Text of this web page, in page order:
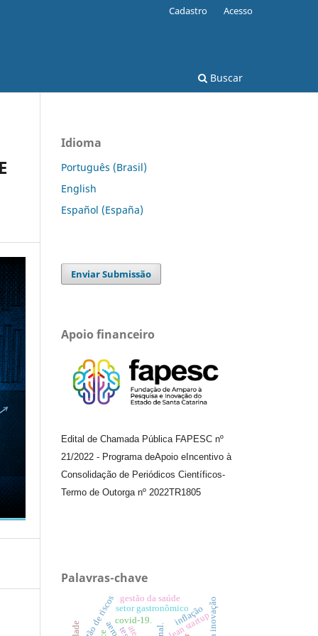
Buscar
Cadastro Acesso
Idioma
Português (Brasil)
English
Español (España)
Enviar Submissão
Apoio financeiro
Edital de Chamada Pública FAPESC nº
21/2022 - Programa deApoio e Incentivo à
Consolidação de Periódicos Científicos-
Termo de Outorga nº 2022TR1805
Palavras-chave
covid-19.
gestão de riscos lean startup
setor gastronômico
gestão da saúde
inflação